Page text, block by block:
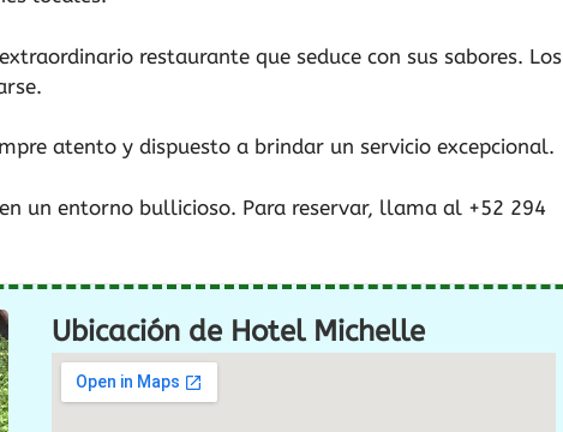
restaurante que seduce con sus sabores. Los
atento y dispuesto a brindar un servicio excepcional.
un entorno bullicioso. Para reservar, llama al +52 294
Ubicación de Hotel Michelle